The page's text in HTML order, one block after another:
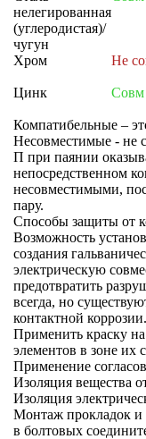
нелегированная
(углеродистая)/
чугун
Хром Не
Цинк
Совм
Компатибельные –
Несовместимые - не
П при паянии
непосредственном
несовместимыми,
пару.
Способы защиты от
Возможность
создания
электрическую
предотвратить
всегда, но
контактной коррозии.
Применить краску
элементов в зоне их
Применение
Изоляция вещества
Изоляция
Монтаж прокладок и
в болтовых